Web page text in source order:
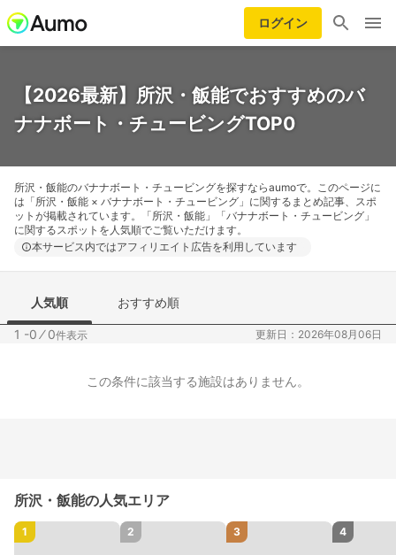
ログイン
【2026最新】所沢・飯能でおすすめのバ
ナナボート・チュービングTOP0
所沢・飯能のバナナボート・チュービングを探すならaumoで。このページに
は「所沢・飯能 × バナナボート・チュービング」に関するまとめ記事、スポ
ットが掲載されています。「所沢・飯能」「バナナボート・チュービング」
に関するスポットを人気順でご覧いただけます。
本サービス内ではアフィリエイト広告を利用しています
人気順 おすすめ順
1 -0 ⁄0件表示 更新日：2026年08月06日
この条件に該当する施設はありません。
所沢・飯能の人気エリア
1 2 3 4